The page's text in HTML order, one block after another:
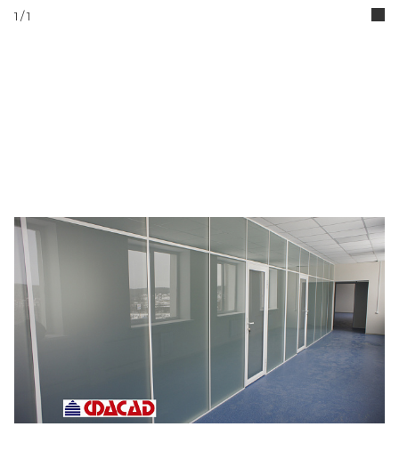
1 / 1